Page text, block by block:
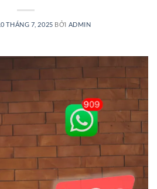
THÁNG 7, 2025 BỞI ADMIN